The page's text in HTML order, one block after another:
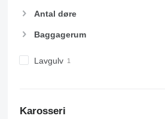
Antal døre
Baggagerum
Lavgulv
Karosseri